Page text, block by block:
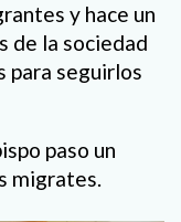
y hace un
de la sociedad
para seguirlos
paso un
migrates.